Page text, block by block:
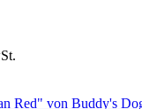
gewählt